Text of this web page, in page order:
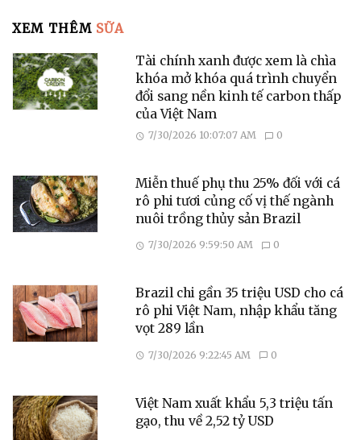
XEM THÊM SỮA
Tài chính xanh được xem là chìa
khóa mở khóa quá trình chuyển
đổi sang nền kinh tế carbon thấp
của Việt Nam
7/30/2026 10:07:07 AM 0
Miễn thuế phụ thu 25% đối với cá
rô phi tươi củng cố vị thế ngành
nuôi trồng thủy sản Brazil
7/30/2026 9:59:50 AM 0
Brazil chi gần 35 triệu USD cho cá
rô phi Việt Nam, nhập khẩu tăng
vọt 289 lần
7/30/2026 9:22:45 AM 0
Việt Nam xuất khẩu 5,3 triệu tấn
gạo, thu về 2,52 tỷ USD